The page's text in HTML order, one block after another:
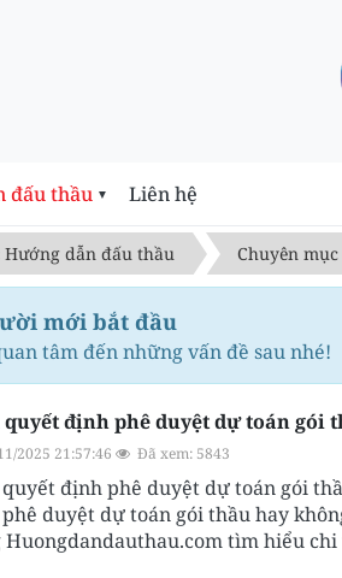
đấu thầu ▼ Liên hệ
Hướng dẫn đấu thầu Chuyên
mới bắt đầu
tâm đến những vấn đề sau nhé!
quyết định phê duyệt dự toán gói
2025 21:57:46 Đã xem: 5843
định phê duyệt dự toán gói
duyệt dự toán gói thầu hay
Huongdandauthau.com tìm hiểu